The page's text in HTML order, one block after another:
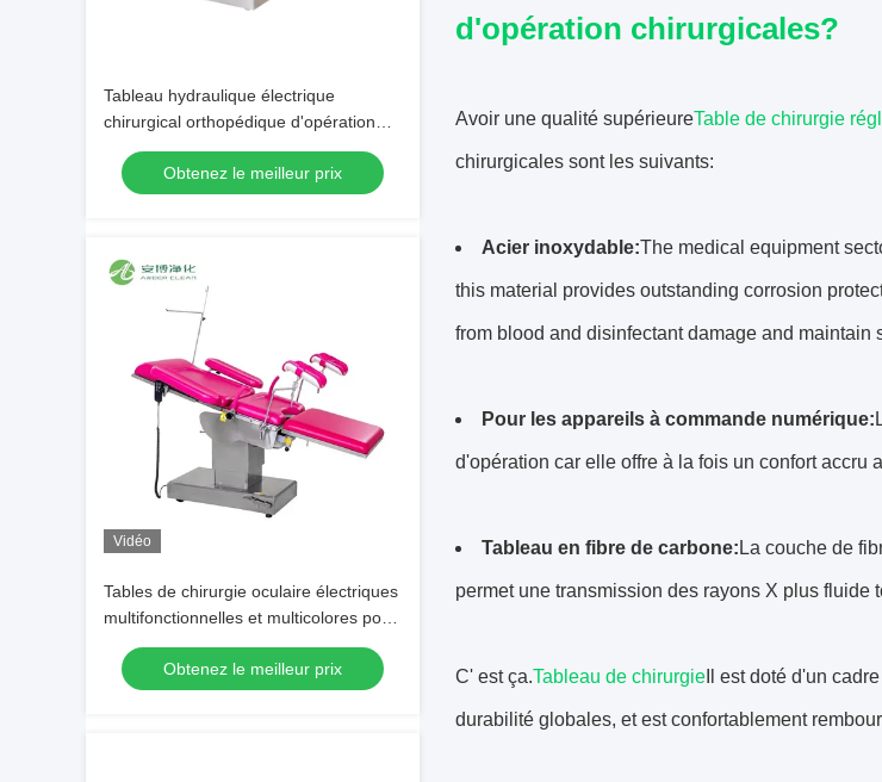
Tableau hydraulique électrique
chirurgical orthopédique d'opération
d'acier inoxydable de Tableau de rayon
Obtenez le meilleur prix
Vidéo
Tables de chirurgie oculaire électriques
multifonctionnelles et multicolores pour
hôpitaux
Obtenez le meilleur prix
d'opération chirurgicales?
Avoir une qualité supérieureTable de chirurgie
chirurgicales sont les suivants:
Acier inoxydable:The medical equipment
this material provides outstanding corrosion
from blood and disinfectant damage and maintain
Pour les appareils à commande numérique:
d'opération car elle offre à la fois un confort accru
Tableau en fibre de carbone: La couche de
permet une transmission des rayons X plus fluide
C' est ça.Tableau de chirurgie Il est doté d'un
durabilité globales, et est confortablement